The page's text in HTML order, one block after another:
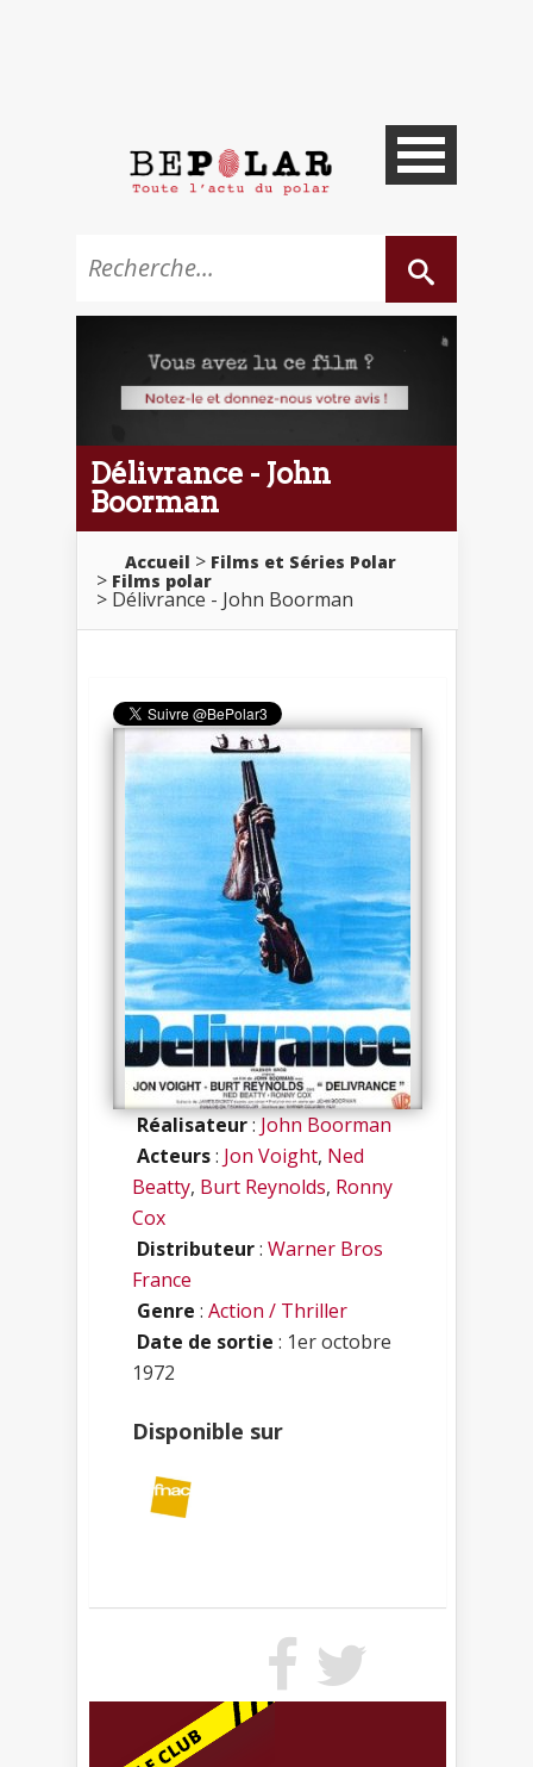
Délivrance - John
Boorman
Accueil
Films et Séries Polar
Films polar
Délivrance - John Boorman
Réalisateur:John Boorman
Acteurs: Jon Voight, Ned
Beatty, Burt Reynolds, Ronny
Cox
Distributeur: Warner Bros
France
Genre : Action / Thriller
Date de sortie : 1er octobre
1972
Disponible sur